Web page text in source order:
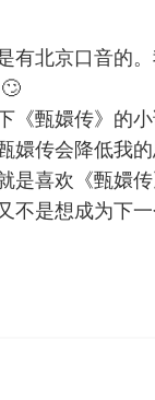
有北京口音的
《甄嬛传》的
嬛传会降低我
喜欢《甄嬛传
不是想成为下